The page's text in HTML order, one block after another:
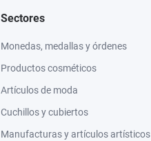
Sectores
Monedas, medallas y órdenes
Productos cosméticos
Artículos de moda
Cuchillos y cubiertos
Manufacturas y artículos artísticos